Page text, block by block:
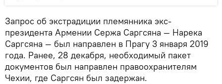
Запрос об экстрадиции племянника экс-
президента Армении Сержа Саргсяна — Нарека
Саргсяна — был направлен в Прагу 3 января 2019
года. Ранее, 28 декабря, необходимый пакет
документов был направлен правоохранителям
Чехии, где Саргсян был задержан.